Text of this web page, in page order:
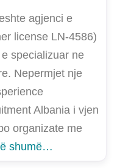
agjenci e
license LN-4586)
specializuar ne
Nepermjet nje
Albania i vjen
organizate me
shumë…